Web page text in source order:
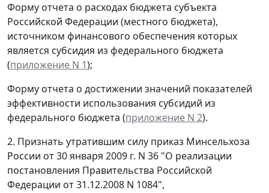
Форму отчета о расходах бюджета субъекта
Российской Федерации (местного бюджета),
источником финансового обеспечения которых
является субсидия из федерального бюджета
(приложение N 1);
Форму отчета о достижении значений показателей
эффективности использования субсидий из
федерального бюджета (приложение N 2).
2. Признать утратившим силу приказ Минсельхоза
России от 30 января 2009 г. N 36 "О реализации
постановления Правительства Российской
Федерации от 31.12.2008 N 1084",